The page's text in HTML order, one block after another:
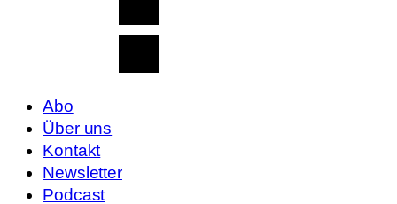
Abo
Über uns
Kontakt
Newsletter
Podcast